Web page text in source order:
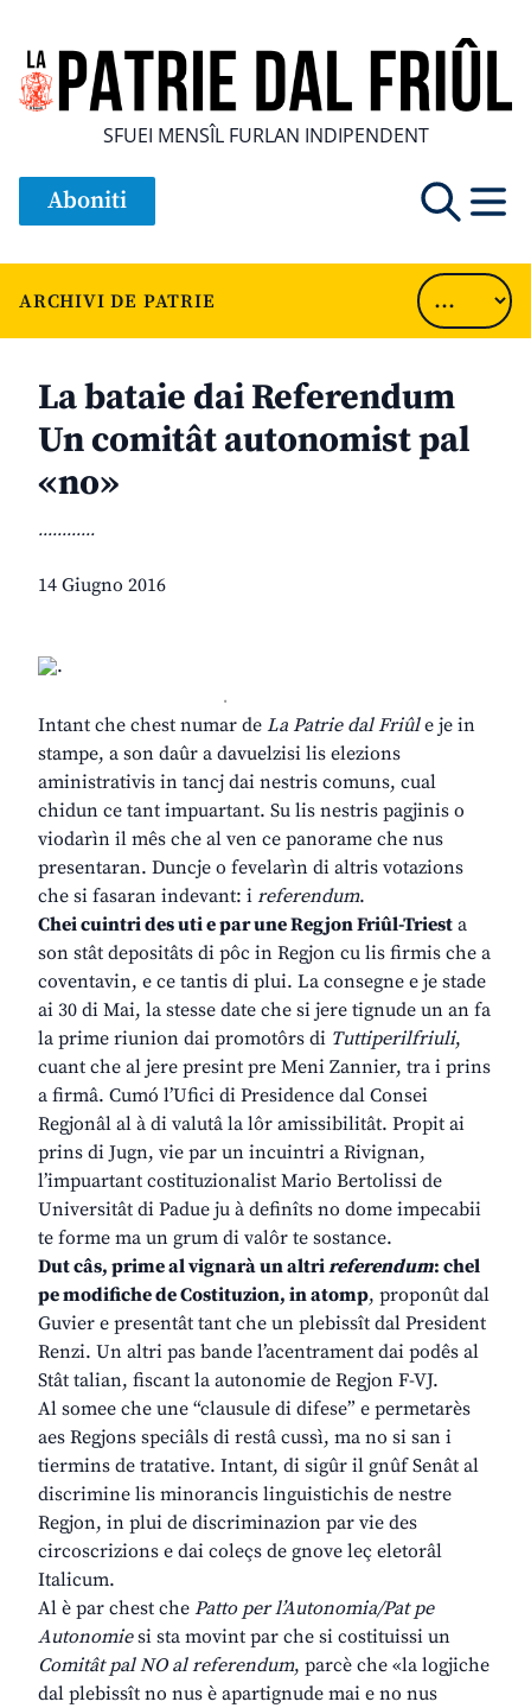
SFUEI MENSÎL FURLAN INDIPENDENT
Aboniti
ARCHIVI DE PATRIE
La bataie dai Referendum
Un comitât autonomist pal
«no»
............
14 Giugno 2016
.
Intant che chest numar de La Patrie dal Friûle je in
stampe, a son daûr a davuelzisi lis elezions
aministrativis in tancj dai nestris comuns, cual
chidun ce tant impuartant. Su lis nestris pagjinis o
viodarìn il mês che al ven ce panorame che nus
presentaran. Duncje o fevelarìn di altris votazions
che si fasaran indevant: i referendum.
Chei cuintri des uti e par une Regjon Friûl-Triest a
son stât depositâts di pôc in Regjon cu lis firmis che a
coventavin, e ce tantis di plui. La consegne e je stade
ai 30 di Mai, la stesse date che si jere tignude un an fa
la prime riunion dai promotôrs di Tuttiperilfriuli,
cuant che al jere presint pre Meni Zannier, tra i prins
a firmâ. Cumó l’Ufici di Presidence dal Consei
Regjonâl al à di valutâ la lôr amissibilitât. Propit ai
prins di Jugn, vie par un incuintri a Rivignan,
l’impuartant costituzionalist Mario Bertolissi de
Universitât di Padue ju à definîts no dome impecabii
te forme ma un grum di valôr te sostance.
Dut câs, prime al vignarà un altrireferendum: chel
pe modifiche de Costituzion, in atomp, proponût dal
Guvier e presentât tant che un plebissît dal President
Renzi. Un altri pas bande l’acentrament dai podês al
Stât talian, fiscant la autonomie de Regjon F-VJ.
Al somee che une “clausule di difese” e permetarès
aes Regjons speciâls di restâ cussì, ma no si san i
tiermins de tratative. Intant, di sigûr il gnûf Senât al
discrimine lis minorancis linguistichis de nestre
Regjon, in plui de discriminazion par vie des
circoscrizions e dai coleçs de gnove leç eletorâl
Italicum.
Al è par chest che Patto per l’Autonomia/Pat pe
Autonomiesi sta movint par che si costituissi un
Comitât pal NO al referendum, parcè che «la logjiche
dal plebissît no nus è apartignude mai e no nus